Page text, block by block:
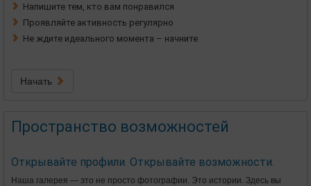
Напишите тем, кто вам понравился
Проявляйте активность регулярно
Не ждите идеального момента – начните
Начать
Пространство возможностей
Открывайте профили. Открывайте возможности.
Наша галерея — это не просто фотографии. Это истории. Здесь вы